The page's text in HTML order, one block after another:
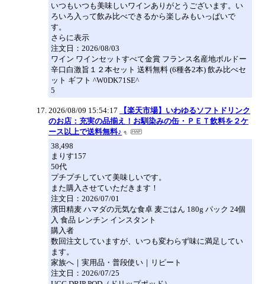
いつもいつも美味しいワインありがとうございます。い
ろいろ入って飲み比べできるから楽しみもいっぱいで
す。
さらに表示
注文日：2026/08/03
ワイン ワインセットすべて金賞 フランス名産地ボルドー
辛口白激旨１２本セット 送料無料 (6種各2本) 飲み比べセ
ット ギフト ^W0DK71SE^
5
2026/08/09 15:54:17
【楽天市場】いわゆるソフトドリンク
のお店：充実の品揃え！お馴染みの缶・ＰＥＴ飲料を２ケ
ース以上で送料無料♪
38,498
まりす157
50代
プチプチしていて美味しいです。
また購入させていただきます！
注文日：2026/07/01
濱田精麦 ハマダの元気な食卓 麦ごはん 180g パック 24個
入 食品 レンチン インスタント
購入者
数回注文していますが、いつも変わらず味に満足してい
ます。
家族へ｜実用品・普段使い｜リピート
注文日：2026/07/25